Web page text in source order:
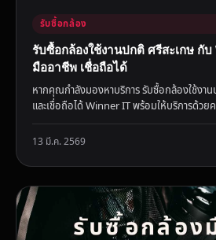
รับซื้อกล้อง
รับซื้อกล้องใช้งานปกติ ศรีสะเกษ กับ
มืออาชีพ เชื่อถือได้
หากคุณกำลังมองหาบริการ รับซื้อกล้องใช้งาน
และเชื่อถือได้ Winner IT พร้อมให้บริการด้วย
13 มี.ค. 2569